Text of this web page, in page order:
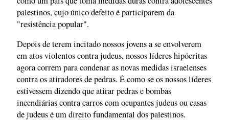
palestinos, cujo único defeito é participarem da
"resistência popular".
Depois de terem incitado nossos jovens a se envolverem
em atos violentos contra judeus, nossos líderes hipócritas
agora correm para condenar as novas medidas israelenses
contra os atiradores de pedras. É como se os nossos líderes
estivessem dizendo que atirar pedras e bombas
incendiárias contra carros com ocupantes judeus ou casas
de judeus é um direito fundamental dos palestinos.